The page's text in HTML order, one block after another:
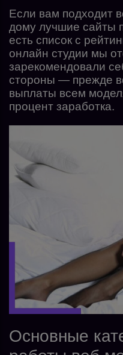
Если вам подходит
дому лучшие сайты
есть список с
онлайн студии мы
зарекомендовали
стороны — прежде
выплаты всем
процент заработка.
Основные